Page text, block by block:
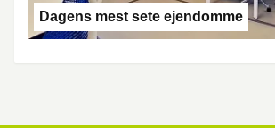
Dagens mest sete ejendomme